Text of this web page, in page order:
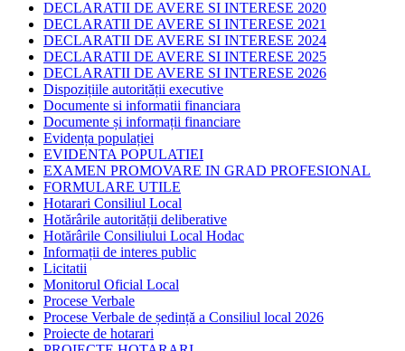
DECLARATII DE AVERE SI INTERESE 2020
DECLARATII DE AVERE SI INTERESE 2021
DECLARATII DE AVERE SI INTERESE 2024
DECLARATII DE AVERE SI INTERESE 2025
DECLARATII DE AVERE SI INTERESE 2026
Dispozițiile autorității executive
Documente si informatii financiara
Documente și informații financiare
Evidența populației
EVIDENTA POPULATIEI
EXAMEN PROMOVARE IN GRAD PROFESIONAL
FORMULARE UTILE
Hotarari Consiliul Local
Hotărârile autorității deliberative
Hotărârile Consiliului Local Hodac
Informații de interes public
Licitatii
Monitorul Oficial Local
Procese Verbale
Procese Verbale de ședință a Consiliul local 2026
Proiecte de hotarari